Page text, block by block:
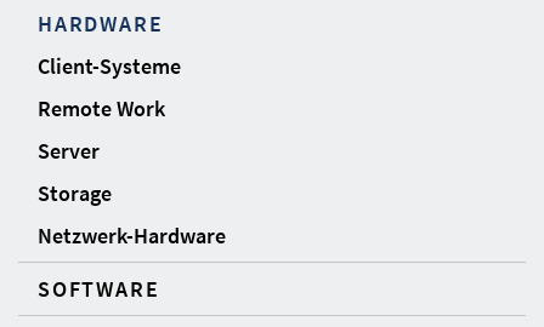
HARDWARE
Client-Systeme
Remote Work
Server
Storage
Netzwerk-Hardware
SOFTWARE